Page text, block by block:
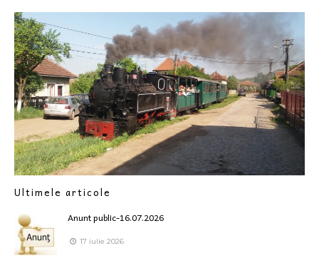
Ultimele articole
Anunt public-16.07.2026
17 iulie 2026